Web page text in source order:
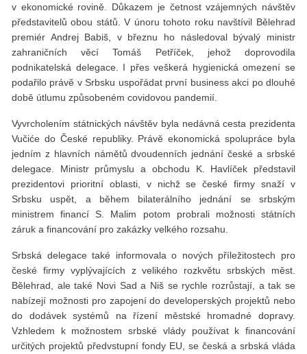
v ekonomické rovině. Důkazem je četnost vzájemných návštěv
představitelů obou států. V únoru tohoto roku navštívil Bělehrad
premiér Andrej Babiš, v březnu ho následoval bývalý ministr
zahraničních věcí Tomáš Petříček, jehož doprovodila
podnikatelská delegace. I přes veškerá hygienická omezení se
podařilo právě v Srbsku uspořádat první business akci po dlouhé
době útlumu způsobeném covidovou pandemií.
Vyvrcholením státnických návštěv byla nedávná cesta prezidenta
Vučiće do České republiky. Právě ekonomická spolupráce byla
jedním z hlavních námětů dvoudenních jednání české a srbské
delegace. Ministr průmyslu a obchodu K. Havlíček představil
prezidentovi prioritní oblasti, v nichž se české firmy snaží v
Srbsku uspět, a během bilaterálního jednání se srbským
ministrem financí S. Malim potom probrali možnosti státních
záruk a financování pro zakázky velkého rozsahu.
Srbská delegace také informovala o nových příležitostech pro
české firmy vyplývajících z velikého rozkvětu srbských měst.
Bělehrad, ale také Novi Sad a Niš se rychle rozrůstají, a tak se
nabízejí možnosti pro zapojení do developerských projektů nebo
do dodávek systémů na řízení městské hromadné dopravy.
Vzhledem k možnostem srbské vlády používat k financování
určitých projektů předvstupní fondy EU, se česká a srbská vláda